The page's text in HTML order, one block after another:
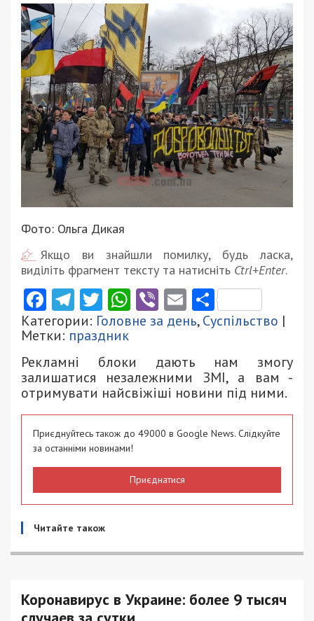
Фото: Ольга Дикая
Якщо ви знайшли помилку, будь ласка,
виділіть фрагмент тексту та натисніть Ctrl+Enter.
Facebook
Telegram
Twitter
WhatsApp
ViberEmail
Категории: Головне за день,Суспільство |
Метки: праздник
Рекламні блоки дають нам змогу
залишатися незалежними ЗМІ, а вам -
отримувати найсвіжіші новини під ними.
Приєднуйтесь також до 49000 в Google News. Слідкуйте
за останніми новинами!
Приєднатися
Читайте також
Коронавирус в Украине: более 9 тысяч